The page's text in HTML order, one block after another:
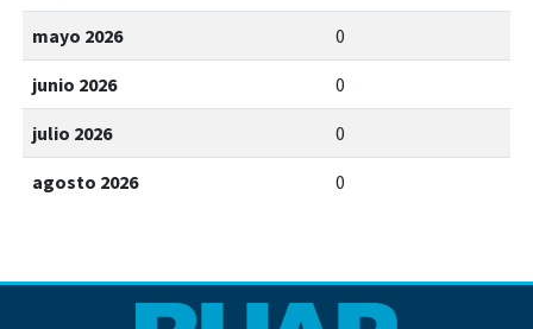
mayo 2026 0
junio 2026 0
julio 2026 0
agosto 2026 0